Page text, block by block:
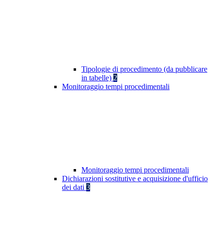
Tipologie di procedimento (da pubblicare
in tabelle) 2
Monitoraggio tempi procedimentali
Monitoraggio tempi procedimentali
Dichiarazioni sostitutive e acquisizione d'ufficio
dei dati 3